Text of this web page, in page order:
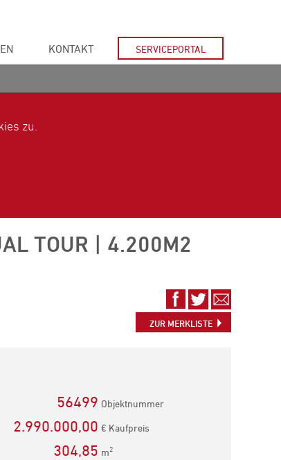
KONTAKT SERVICEPORTAL
zu.
TOUR | 4.200M2
Auf
Facebook
teilen
Auf
Twitter
teilen
Via
E-
Mail
empfehlen
ZUR MERKLISTE
56499 Objektnummer
2.990.000,00 € Kaufpreis
304,85 m2